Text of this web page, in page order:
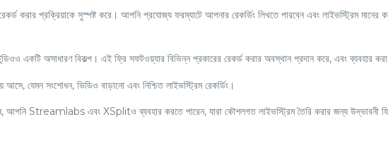
করার প্রক্রিয়াকে সুস্পষ্ট করে। আপনি প্রযোজ্য ফরম্যাটে আপনার রেকর্ডিং লিখতে পারবেন এবং লাইভস্ট্রিম মানের
একটি অসাধারণ বিকল্প। এই ফ্রি সফটওয়্যার বিভিন্ন প্রকারের রেকর্ড করার অবস্থান প্রদান করে, এবং ব্যবহার
আসে, যেমন সংশোধন, ভিডিও বাড়ানো এবং নিশ্চিত লাইভস্ট্রিম রেকর্ডিং।
আপনি Streamlabs এবং XSplitও ব্যবহার করতে পারেন, যারা কৌশলগত লাইভস্ট্রিম তৈরি করার জন্য উদ্ভাবনী